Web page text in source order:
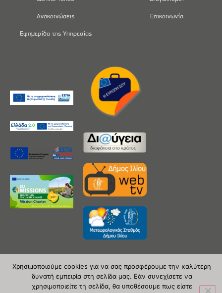
Ανακοινώσεις
Εφημερίδα της Υπηρεσίας
Επικοινωνία
Copyright 2020 © Δήμος Ιλίου
Χρησιμοποιούμε cookies για να σας προσφέρουμε την καλύτερη
δυνατή εμπειρία στη σελίδα μας. Εάν συνεχίσετε να
χρησιμοποιείτε τη σελίδα, θα υποθέσουμε πως είστε